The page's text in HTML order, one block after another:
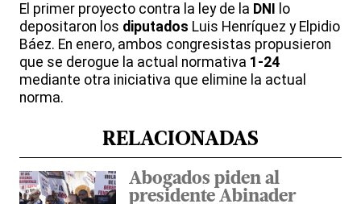
El primer proyecto contra la ley de la DNI
lo
depositaron los diputados Luis Henríquez y Elpidio
Báez. En enero, ambos congresistas propusieron
que se derogue la actual normativa 1-24
mediante otra iniciativa que elimine la actual
norma.
RELACIONADAS
Abogados piden al
presidente Abinader